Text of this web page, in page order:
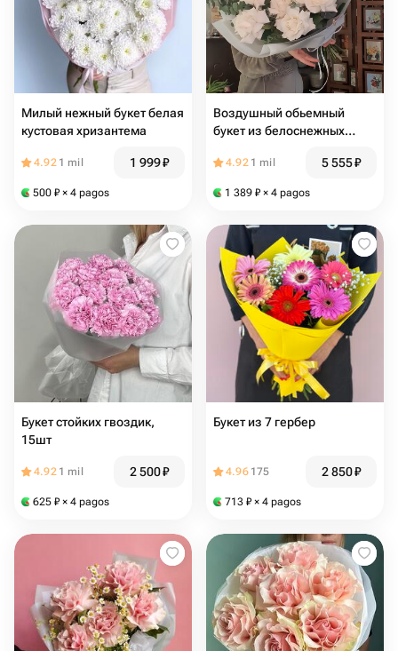
Милый нежный букет белая
кустовая хризантема
4.92 1 mil 1 999₽
500 ₽ × 4 pagos
Воздушный обьемный
букет из белоснежных
4.92 1 mil 5 555₽
1 389 ₽ × 4 pagos
Букет стойких гвоздик,
15шт
4.92 1 mil 2 500₽
625 ₽ × 4 pagos
Букет из 7 гербер
4.96 175 2 850₽
713 ₽ × 4 pagos